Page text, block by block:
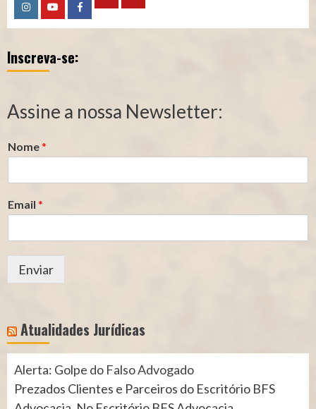
InstagramYouTubeFacebook
Calculadora
–
Segurado
Calculadora
–
Contribuição
Inscreva-se:
Assine a nossa Newsletter:
Nome*
Email *
Enviar
Atualidades Jurídicas
Alerta: Golpe do Falso Advogado
Prezados Clientes e Parceiros do Escritório BFS